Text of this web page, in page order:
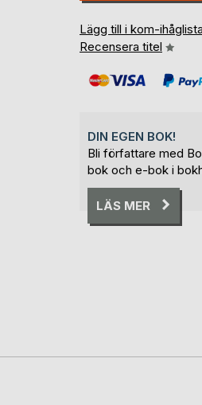
Lägg till i kom-ihåglista
Recensera titel
DIN EGEN BOK!
Bli författare med
bok och e-bok i
LÄS MER